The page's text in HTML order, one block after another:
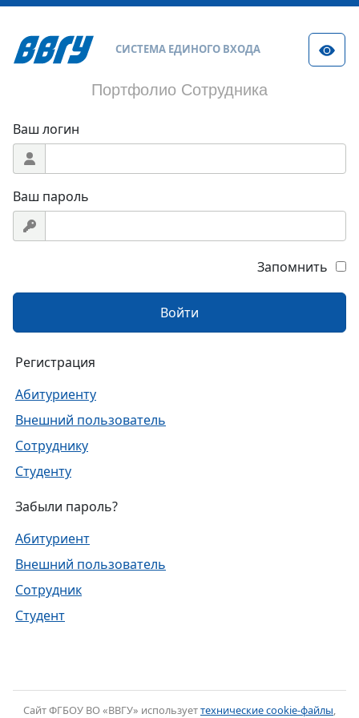
СИСТЕМА ЕДИНОГО ВХОДА
Портфолио Сотрудника
Ваш логин
Ваш пароль
Запомнить
Войти
Регистрация
Абитуриенту
Внешний пользователь
Сотруднику
Студенту
Забыли пароль?
Абитуриент
Внешний пользователь
Сотрудник
Студент
Cайт ФГБОУ ВО «ВВГУ» используеттехнические cookie-файлы,